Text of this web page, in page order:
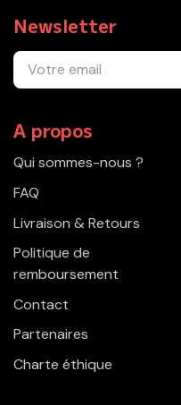
Newsletter
A propos
Qui sommes-nous ?
FAQ
Livraison & Retours
Politique de
remboursement
Contact
Partenaires
Charte éthique